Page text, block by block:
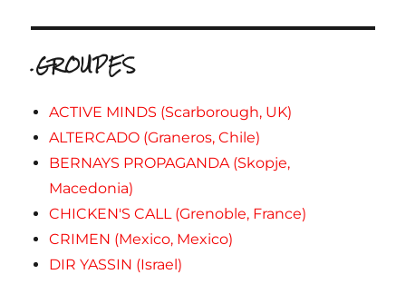
.GROUPES
ACTIVE MINDS (Scarborough, UK)
ALTERCADO (Graneros, Chile)
BERNAYS PROPAGANDA (Skopje,
Macedonia)
CHICKEN'S CALL (Grenoble, France)
CRIMEN (Mexico, Mexico)
DIR YASSIN (Israel)